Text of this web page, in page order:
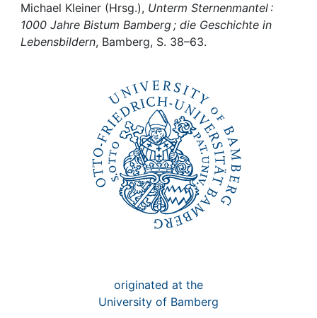
My FIS
Michael Kleiner (Hrsg.), Unterm Sternenmantel :
1000 Jahre Bistum Bamberg ; die Geschichte in
Lebensbildern, Bamberg, S. 38–63.
originated at the
University of Bamberg